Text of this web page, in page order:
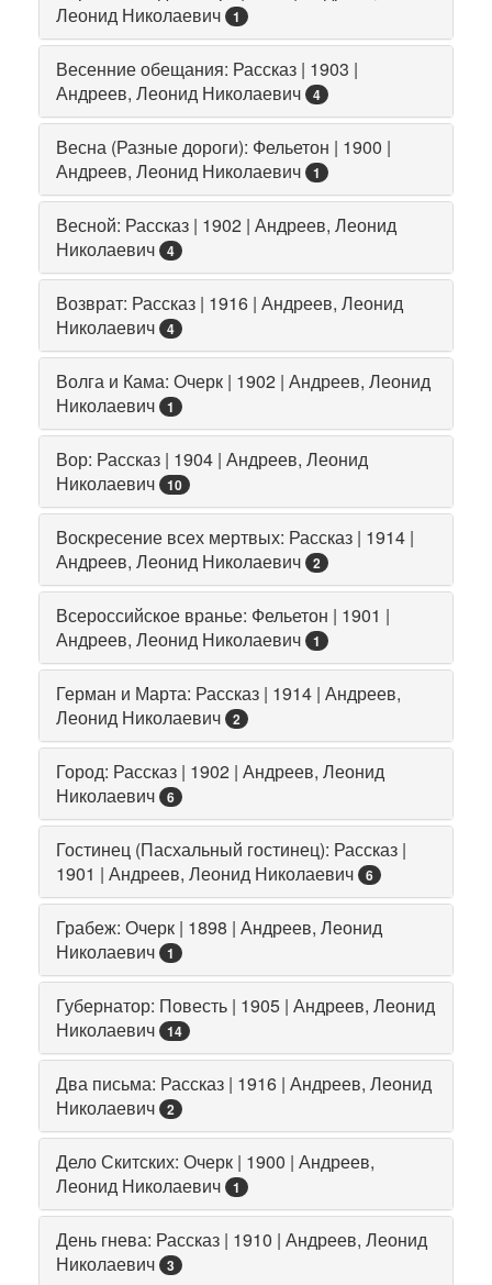
Леонид Николаевич
1
Весенние обещания: Рассказ | 1903 |
Андреев, Леонид Николаевич
4
Весна (Разные дороги): Фельетон | 1900 |
Андреев, Леонид Николаевич
1
Весной: Рассказ | 1902 | Андреев, Леонид
Николаевич
4
Возврат: Рассказ | 1916 | Андреев, Леонид
Николаевич
4
Волга и Кама: Очерк | 1902 | Андреев, Леонид
Николаевич
1
Вор: Рассказ | 1904 | Андреев, Леонид
Николаевич
10
Воскресение всех мертвых: Рассказ | 1914 |
Андреев, Леонид Николаевич
2
Всероссийское вранье: Фельетон | 1901 |
Андреев, Леонид Николаевич
1
Герман и Марта: Рассказ | 1914 | Андреев,
Леонид Николаевич
2
Город: Рассказ | 1902 | Андреев, Леонид
Николаевич
6
Гостинец (Пасхальный гостинец): Рассказ |
1901 | Андреев, Леонид Николаевич
6
Грабеж: Очерк | 1898 | Андреев, Леонид
Николаевич
1
Губернатор: Повесть | 1905 | Андреев, Леонид
Николаевич
14
Два письма: Рассказ | 1916 | Андреев, Леонид
Николаевич
2
Дело Скитских: Очерк | 1900 | Андреев,
Леонид Николаевич
1
День гнева: Рассказ | 1910 | Андреев, Леонид
Николаевич
3